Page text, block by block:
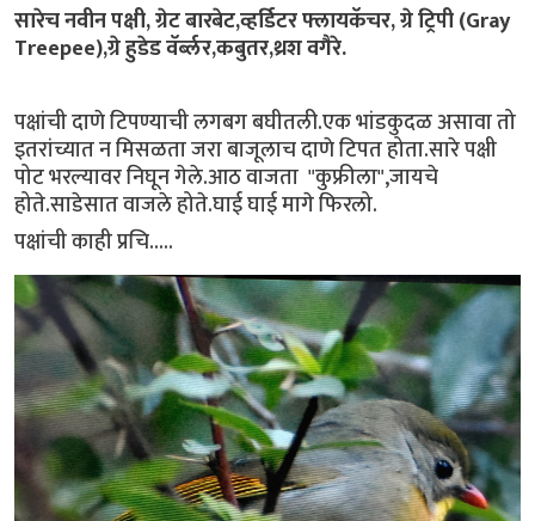
सारेच नवीन पक्षी, ग्रेट बारबेट,व्हर्डिटर फ्लायकॅचर, ग्रे ट्रिपी (Gray
Treepee),ग्रे हुडेड वॅर्ब्लर,कबुतर,थ्रश वगैरे.
पक्षांची दाणे टिपण्याची लगबग बघीतली.एक भांडकुदळ असावा तो
इतरांच्यात न मिसळता जरा बाजूलाच दाणे टिपत होता.सारे पक्षी
पोट भरल्यावर निघून गेले.आठ वाजता "कुफ्रीला",जायचे
होते.साडेसात वाजले होते.घाई घाई मागे फिरलो.
पक्षांची काही प्रचि.....